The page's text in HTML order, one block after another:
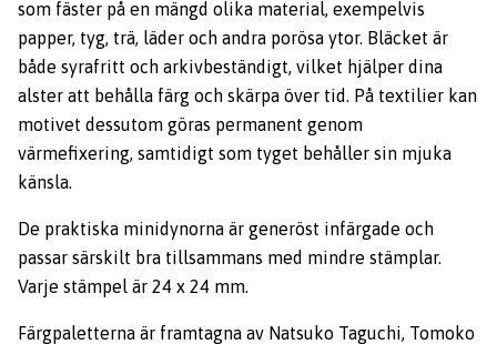
som fäster på en mängd olika material, exempelvis
papper, tyg, trä, läder och andra porösa ytor. Bläcket är
både syrafritt och arkivbeständigt, vilket hjälper dina
alster att behålla färg och skärpa över tid. På textilier kan
motivet dessutom göras permanent genom
värmefixering, samtidigt som tyget behåller sin mjuka
känsla.
De praktiska minidynorna är generöst infärgade och
passar särskilt bra tillsammans med mindre stämplar.
Varje stämpel är 24 x 24 mm.
Färgpaletterna är framtagna av Natsuko Taguchi, Tomoko